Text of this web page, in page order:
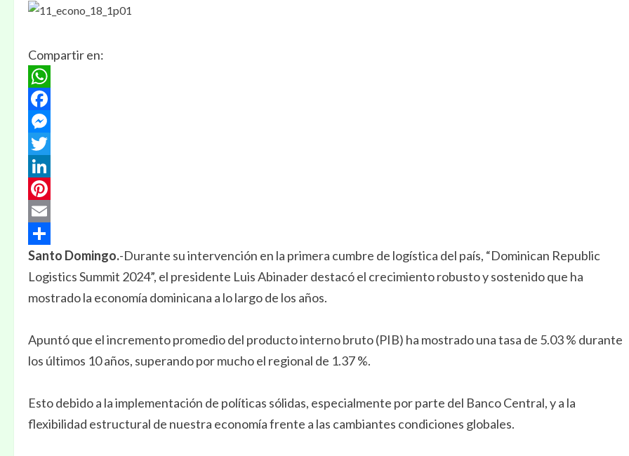
Compartir en:
WhatsApp
Facebook
Messenger
Twitter
LinkedIn
Pinterest
Email
Compartir
Santo Domingo.-Durante su intervención en la primera cumbre de logística del país, “Dominican Republic
Logistics Summit 2024”, el presidente Luis Abinader destacó el crecimiento robusto y sostenido que ha
mostrado la economía dominicana a lo largo de los años.
Apuntó que el incremento promedio del producto interno bruto (PIB) ha mostrado una tasa de 5.03 % durante
los últimos 10 años, superando por mucho el regional de 1.37 %.
Esto debido a la implementación de políticas sólidas, especialmente por parte del Banco Central, y a la
flexibilidad estructural de nuestra economía frente a las cambiantes condiciones globales.